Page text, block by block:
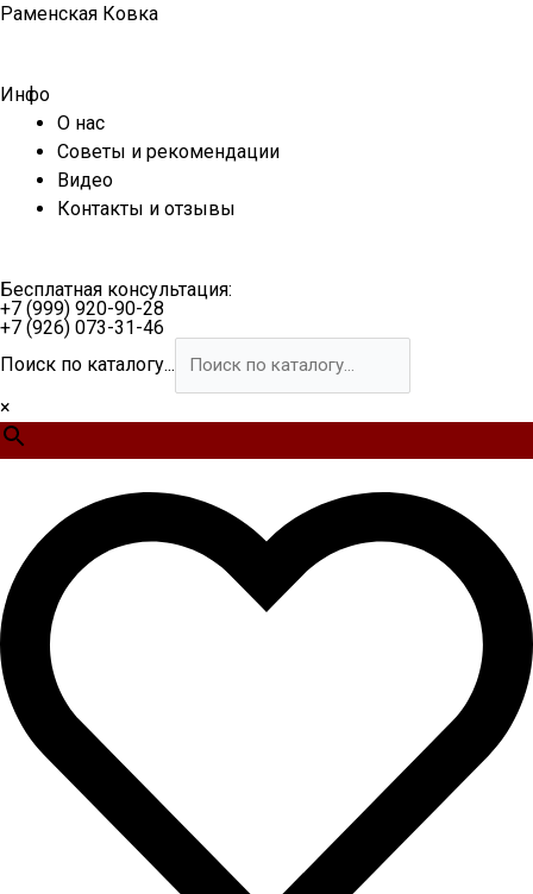
Перейти
Раменская Ковка
Инфо
О нас
Советы и рекомендации
Видео
Контакты и отзывы
Бесплатная консультация:
+7 (999) 920-90-28
+7 (926) 073-31-46
Поиск по каталогу...
×